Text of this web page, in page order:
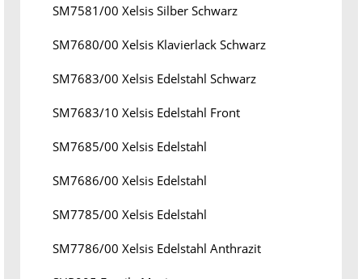
SM7581/00 Xelsis Silber Schwarz
SM7680/00 Xelsis Klavierlack Schwarz
SM7683/00 Xelsis Edelstahl Schwarz
SM7683/10 Xelsis Edelstahl Front
SM7685/00 Xelsis Edelstahl
SM7686/00 Xelsis Edelstahl
SM7785/00 Xelsis Edelstahl
SM7786/00 Xelsis Edelstahl Anthrazit